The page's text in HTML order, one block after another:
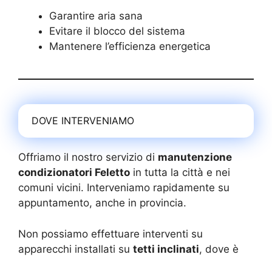
Garantire aria sana
Evitare il blocco del sistema
Mantenere l’efficienza energetica
DOVE INTERVENIAMO
Offriamo il nostro servizio di manutenzione
condizionatori Feletto in tutta la città e nei
comuni vicini. Interveniamo rapidamente su
appuntamento, anche in provincia.
Non possiamo effettuare interventi su
apparecchi installati su tetti inclinati, dove è